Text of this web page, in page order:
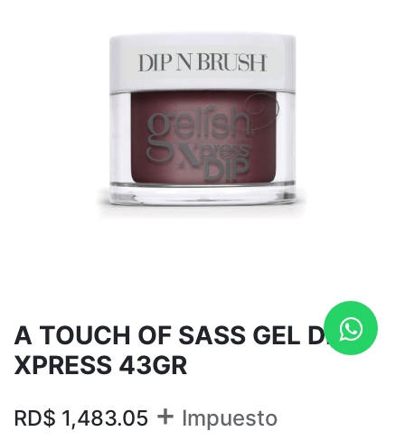
A TOUCH OF SASS GEL DIP
XPRESS 43GR
RD$ 1,483.05 + Impuesto